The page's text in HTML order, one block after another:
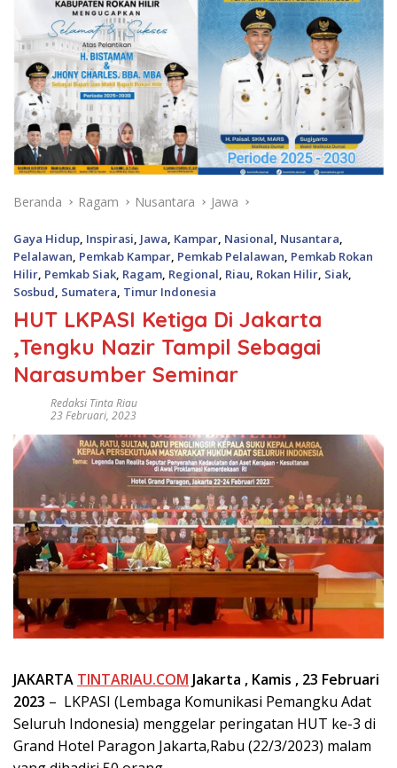
Beranda Ragam Nusantara Jawa
Gaya Hidup Inspirasi Jawa Kampar Nasional Nusantara
Pelalawan Pemkab Kampar Pemkab Pelalawan Pemkab Rokan
Hilir Pemkab Siak Ragam Regional Riau Rokan Hilir Siak
Sosbud Sumatera Timur Indonesia
HUT LKPASI Ketiga Di Jakarta
,Tengku Nazir Tampil Sebagai
Narasumber Seminar
Redaksi Tinta Riau
23 Februari, 2023
JAKARTA TINTARIAU.COM Jakarta , Kamis , 23 Februari
2023 – LKPASI (Lembaga Komunikasi Pemangku Adat
Seluruh Indonesia) menggelar peringatan HUT ke-3 di
Grand Hotel Paragon Jakarta,Rabu (22/3/2023) malam